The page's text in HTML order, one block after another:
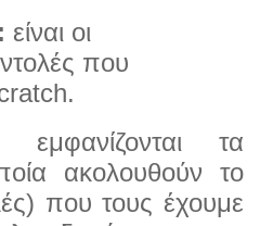
είναι οι
που
εμφανίζονται τα
ακολουθούν το
που τους έχουμε